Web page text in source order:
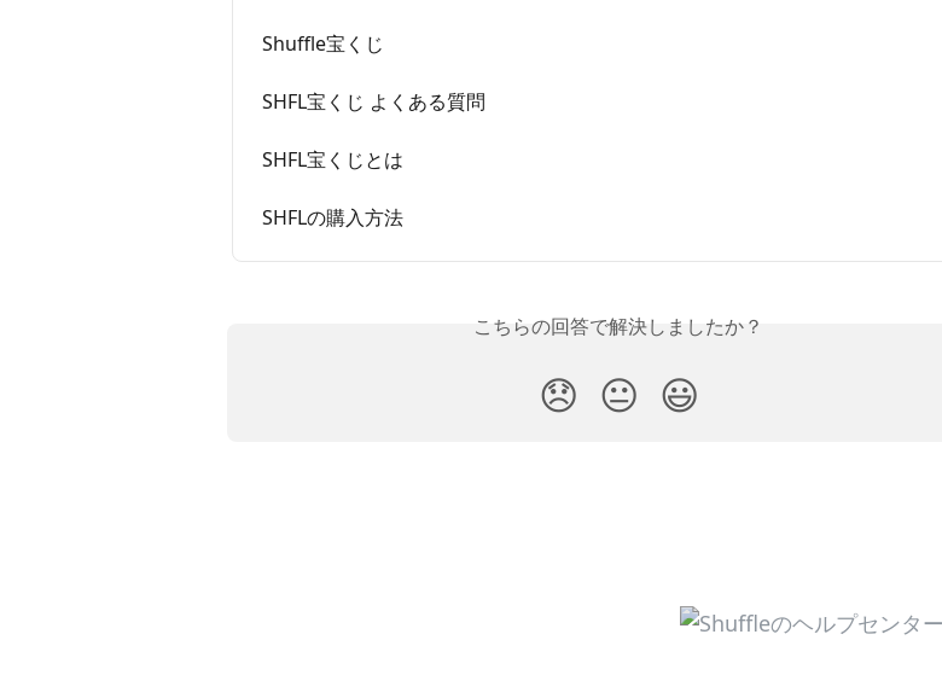
Shuffle宝くじ
SHFL宝くじ よくある質問
SHFL宝くじとは
SHFLの購入方法
こちらの回答で解決しましたか？
😞 😐 😃